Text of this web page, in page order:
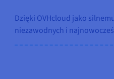
Dzięki OVHcloud jako
niezawodnych i